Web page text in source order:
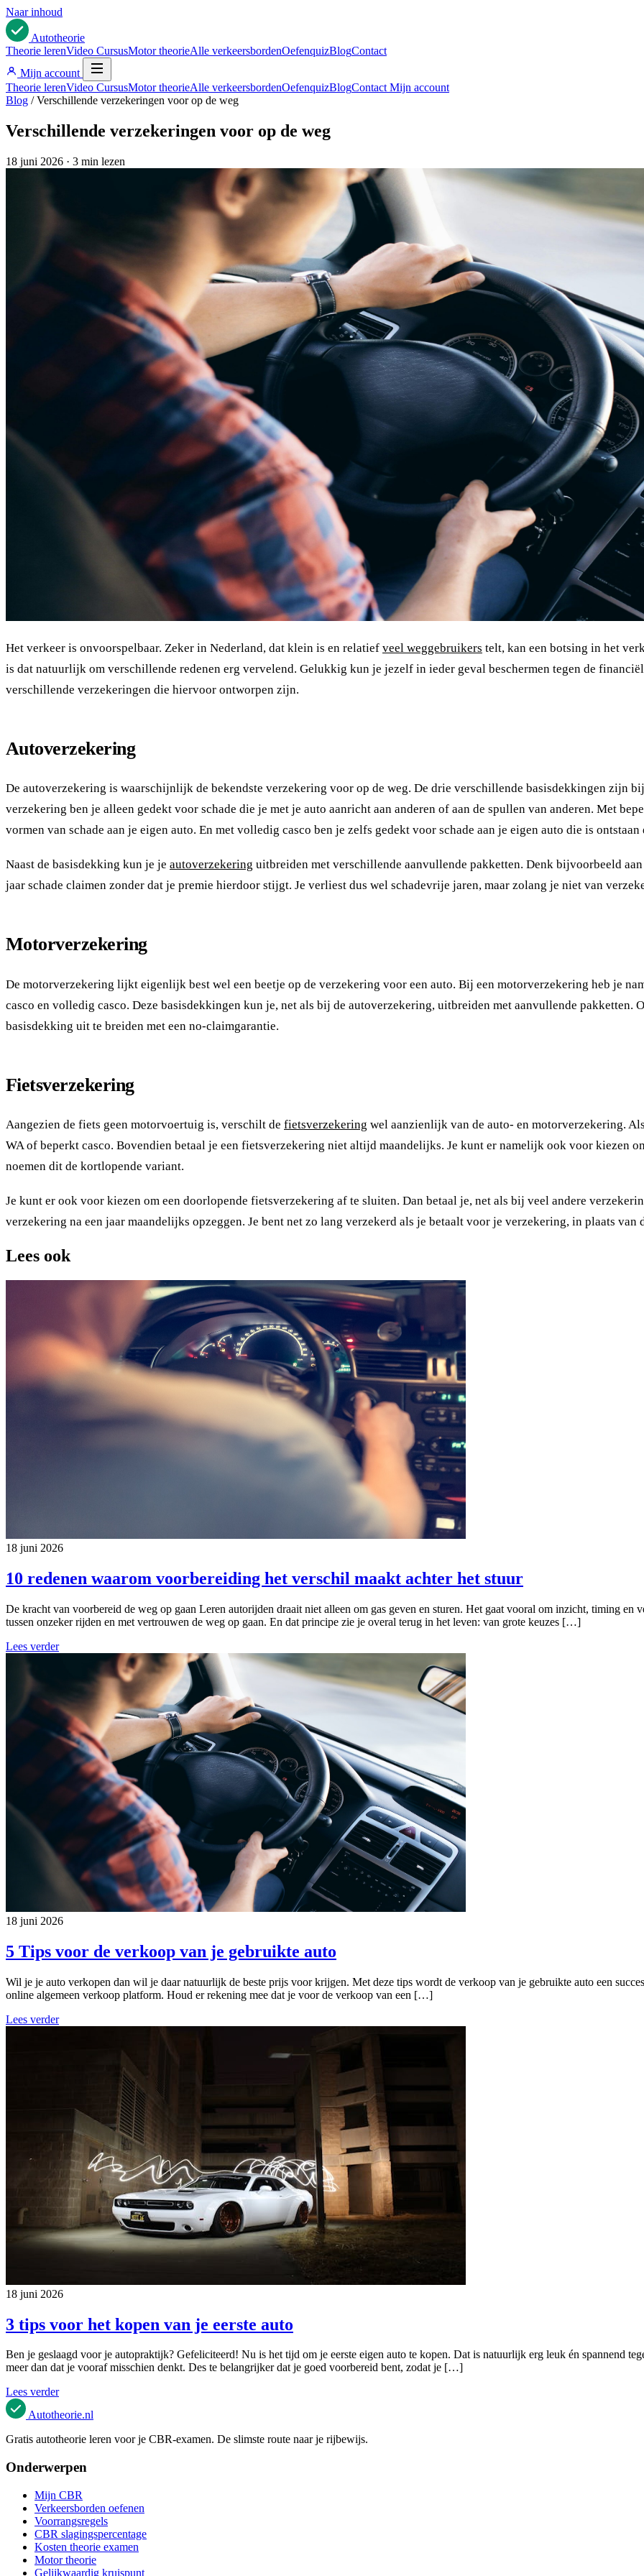
Naar inhoud
Autotheorie
Theorie lerenVideo CursusMotor theorieAlle verkeersbordenOefenquizBlogContact
Mijn account
Theorie lerenVideo CursusMotor theorieAlle verkeersbordenOefenquizBlogContact Mijn account
Blog / Verschillende verzekeringen voor op de weg
Verschillende verzekeringen voor op de weg
18 juni 2026 · 3 min lezen
Het verkeer is onvoorspelbaar. Zeker in Nederland, dat klein is en relatief veel weggebruikers telt, kan een botsing in het
is dat natuurlijk om verschillende redenen erg vervelend. Gelukkig kun je jezelf in ieder geval beschermen tegen de
verschillende verzekeringen die hiervoor ontworpen zijn.
Autoverzekering
De autoverzekering is waarschijnlijk de bekendste verzekering voor op de weg. De drie verschillende basisdekkingen zijn
verzekering ben je alleen gedekt voor schade die je met je auto aanricht aan anderen of aan de spullen van anderen. Met
vormen van schade aan je eigen auto. En met volledig casco ben je zelfs gedekt voor schade aan je eigen auto die is
Naast de basisdekking kun je je autoverzekering uitbreiden met verschillende aanvullende pakketten. Denk bijvoorbeeld
jaar schade claimen zonder dat je premie hierdoor stijgt. Je verliest dus wel schadevrije jaren, maar zolang je niet van
Motorverzekering
De motorverzekering lijkt eigenlijk best wel een beetje op de verzekering voor een auto. Bij een motorverzekering heb je
casco en volledig casco. Deze basisdekkingen kun je, net als bij de autoverzekering, uitbreiden met aanvullende pakketten.
basisdekking uit te breiden met een no-claimgarantie.
Fietsverzekering
Aangezien de fiets geen motorvoertuig is, verschilt de fietsverzekering wel aanzienlijk van de auto- en motorverzekering.
WA of beperkt casco. Bovendien betaal je een fietsverzekering niet altijd maandelijks. Je kunt er namelijk ook voor kiezen
noemen dit de kortlopende variant.
Je kunt er ook voor kiezen om een doorlopende fietsverzekering af te sluiten. Dan betaal je, net als bij veel andere
verzekering na een jaar maandelijks opzeggen. Je bent net zo lang verzekerd als je betaalt voor je verzekering, in plaats
Lees ook
18 juni 2026
10 redenen waarom voorbereiding het verschil maakt achter het stuur
De kracht van voorbereid de weg op gaan Leren autorijden draait niet alleen om gas geven en sturen. Het gaat vooral om inzicht, timing
tussen onzeker rijden en met vertrouwen de weg op gaan. En dat principe zie je overal terug in het leven: van grote keuzes […]
Lees verder
18 juni 2026
5 Tips voor de verkoop van je gebruikte auto
Wil je je auto verkopen dan wil je daar natuurlijk de beste prijs voor krijgen. Met deze tips wordt de verkoop van je gebruikte auto een
online algemeen verkoop platform. Houd er rekening mee dat je voor de verkoop van een […]
Lees verder
18 juni 2026
3 tips voor het kopen van je eerste auto
Ben je geslaagd voor je autopraktijk? Gefeliciteerd! Nu is het tijd om je eerste eigen auto te kopen. Dat is natuurlijk erg leuk én spannend
meer dan dat je vooraf misschien denkt. Des te belangrijker dat je goed voorbereid bent, zodat je […]
Lees verder
Autotheorie.nl
Gratis autotheorie leren voor je CBR-examen. De slimste route naar je rijbewijs.
Onderwerpen
Mijn CBR
Verkeersborden oefenen
Voorrangsregels
CBR slagingspercentage
Kosten theorie examen
Motor theorie
Gelijkwaardig kruispunt